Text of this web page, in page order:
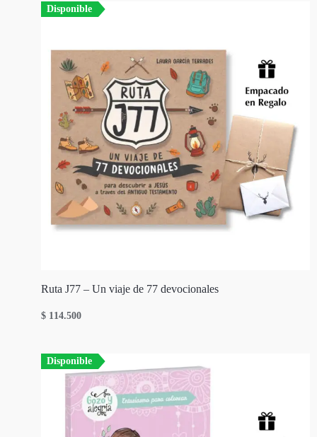
Disponible
Ruta J77 – Un viaje de 77 devocionales
$ 114.500
Disponible